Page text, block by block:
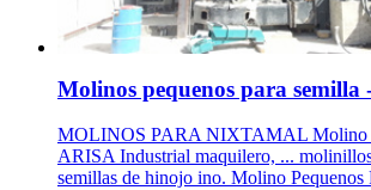
Molinos pequenos para semilla
MOLINOS PARA NIXTAMAL Molino
ARISA Industrial maquilero, ...
semillas de hinojo ino. Molino Pequenos